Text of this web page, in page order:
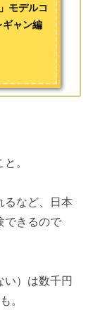
モデルコ
ャン編
。
るなど、日本
できるので
）は数千円
。